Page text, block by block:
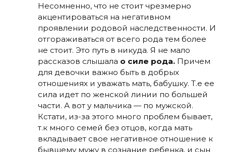
Несомненно, что не стоит чрезмерно
акцентироваться на негативном
проявлении родовой наследственности. И
отгораживаться от всего рода тем более
не стоит. Это путь в никуда. Я не мало
рассказов слышала о силе рода. Причем
для девочки важно быть в добрых
отношениях и уважать мать, бабушку. Т.е ее
сила идет по женской линии по большей
части. А вот у мальчика — по мужской.
Кстати, из-за этого много проблем бывает,
т.к много семей без отцов, когда мать
вкладывает свое негативное отношение к
бывшему мужу в сознание ребенка, и сын